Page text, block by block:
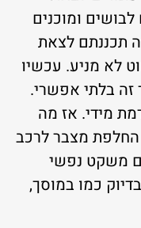
ומוכנים
תכננתם לצאת
לא מניע. עכשיו
זה בלתי אפשרי.
מידי. אז מה
החלפת מצבר לרכב
משקט נפשי
כמו במוסך,